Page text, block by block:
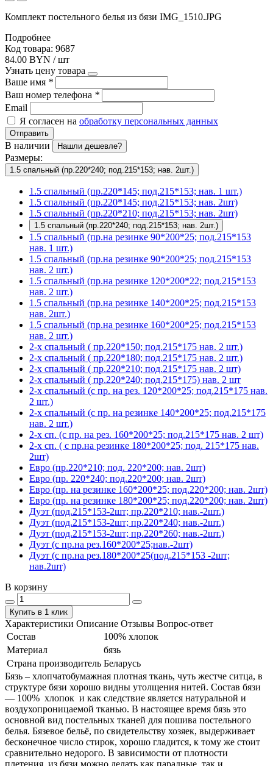
Комплект постельного белья из бязи IMG_1510.JPG
Подробнее
Код товара: 9687
84.00 BYN / шт
Узнать цену товара
Ваше имя *
Ваш номер телефона *
Email
Я согласен на обработку персональных данных
Отправить
В наличии Нашли дешевле?
Размеры:
1.5 спальный (пр.220*240; под.215*153; нав. 2шт.)
1.5 спальный (пр.220*145; под.215*153; нав. 1 шт.)
1.5 спальный (пр.220*145; под.215*153; нав. 2шт)
1.5 спальный (пр.220*210; под.215*153; нав. 2шт)
1.5 спальный (пр.220*240; под.215*153; нав. 2шт.)
1.5 спальный (пр.на резинке 90*200*25; под.215*153
нав. 1 шт.)
1.5 спальный (пр.на резинке 90*200*25; под.215*153
нав. 2 шт.)
1.5 спальный (пр.на резинке 120*200*22; под.215*153
нав. 2 шт.)
1.5 спальный (пр.на резинке 140*200*25; под.215*153
нав. 2шт.)
1.5 спальный (пр.на резинке 160*200*25; под.215*153
нав. 2 шт.)
2-х спальный ( пр.220*150; под.215*175 нав. 2 шт.)
2-х спальный ( пр.220*180; под.215*175 нав. 2 шт.)
2-х спальный ( пр.220*210; под.215*175 нав. 2 шт)
2-х спальный ( пр.220*240; под.215*175) нав. 2 шт
2-х спальный (с пр. на рез. 120*200*25; под.215*175 нав.
2 шт.)
2-х спальный (с пр. на резинке 140*200*25; под.215*175
нав. 2 шт.)
2-х сп. (с пр. на рез. 160*200*25; под.215*175 нав. 2 шт)
2-х сп. ( с пр.на резинке 180*200*25; под. 215*175 нав.
2шт)
Евро (пр.220*210; под. 220*200; нав. 2шт)
Евро (пр. 220*240; под.220*200; нав. 2шт)
Евро (пр. на резинке 160*200*25; под.220*200; нав. 2шт)
Евро (пр. на резинке 180*200*25; под.220*200; нав. 2шт)
Дуэт (под.215*153-2шт; пр.220*210; нав.-2шт.)
Дуэт (под.215*153-2шт; пр.220*240; нав.-2шт.)
Дуэт (под.215*153-2шт; пр.220*260; нав.-2шт.)
Дуэт (с пр.на рез.160*200*25;нав.-2шт)
Дуэт (с пр.на рез.180*200*25(под.215*153 -2шт;
нав.2шт)
В корзину
Купить в 1 клик
Характеристики Описание Отзывы Вопрос-ответ
Состав
100% хлопок
Материал
бязь
Страна производитель Беларусь
Бязь – хлопчатобумажная плотная ткань, чуть жестче ситца, в
структуре бязи хорошо видны утолщения нитей. Состав бязи
― 100% хлопок и как следствие является натуральной и
воздухопроницаемой тканью. В настоящее время бязь это
основной вид постельных тканей для пошива постельного
белья. Бязевое бельё, по свидетельству хозяек, выдерживает
бесконечное число стирок, хорошо гладится, к тому же стоит
сравнительно недорого. В зависимости от плотности
плетения, из бязи можно делать как парадные, так и